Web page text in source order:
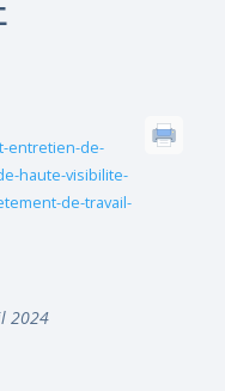
entretien-de-
haute-visibilite-
de-travail-
2024